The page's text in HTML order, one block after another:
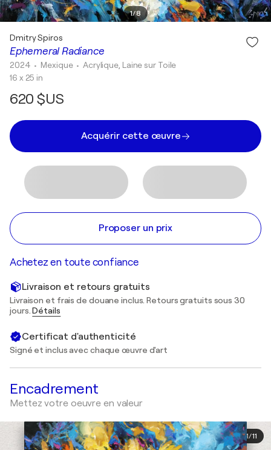
1/8
Ephemeral Radiance
Dmitry Spiros
2024 • Mexique • Acrylique, Laine sur Toile
16 x 25 in
620 $US
Acquérir cette œuvre
Proposer un prix
Achetez en toute confiance
Livraison et retours gratuits
Livraison et frais de douane inclus. Retours gratuits sous 30
jours.Détails
Certificat d'authenticité
Signé et inclus avec chaque œuvre d'art
Encadrement
Mettez votre oeuvre en valeur
1/11